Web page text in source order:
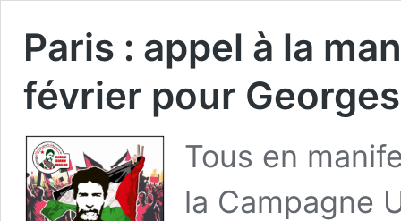
Paris : appel à la
février pour
Tous en
la Campagne